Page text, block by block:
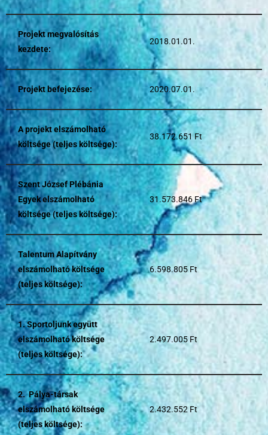
Projekt megvalósítás
kezdete:
2018.01.01.
Projekt befejezése: 2020.07.01.
A projekt elszámolható
költsége (teljes költsége):
38.172.651 Ft
Szent József Plébánia
Egyek elszámolható
költsége (teljes költsége):
31.573.846 Ft
Talentum Alapítvány
elszámolható költsége
(teljes költsége):
6.598.805 Ft
1. Sportoljunk együtt
elszámolható költsége
(teljes költsége):
2.497.005 Ft
2. Pálya-társak
elszámolható költsége
(teljes költsége):
2.432.552 Ft